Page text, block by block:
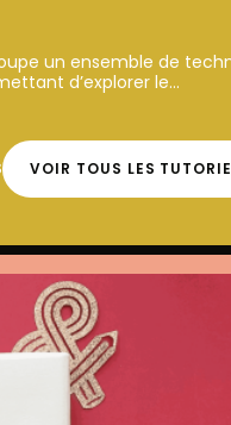
un ensemble de
d’explorer le...
VOIR TOUS LES